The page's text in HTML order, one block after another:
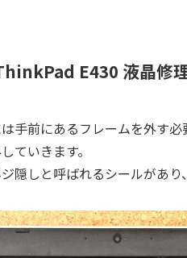
E430 液晶修理
手前にあるフレームを外す
ていきます。
隠しと呼ばれるシールがあり